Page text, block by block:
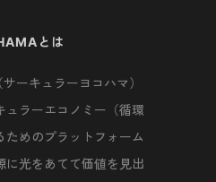
とは
ーキュラーヨコハマ）
ュラーエコノミー（循環
ためのプラットフォーム
に光をあてて価値を見出